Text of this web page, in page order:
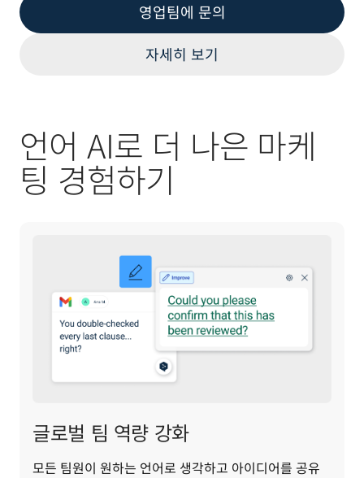
영업팀에 문의
자세히 보기
언어 AI로 더 나은 마케
팅 경험하기
글로벌 팀 역량 강화
모든 팀원이 원하는 언어로 생각하고 아이디어를 공유